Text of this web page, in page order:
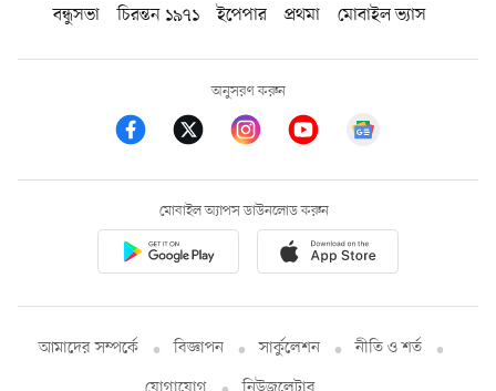
বন্ধুসভা
চিরন্তন ১৯৭১ ইপেপার প্রথমা মোবাইল ভ্যাস
অনুসরণ করুন
মোবাইল অ্যাপস ডাউনলোড করুন
আমাদের সম্পর্কে বিজ্ঞাপন সার্কুলেশন
নীতি ও শর্ত